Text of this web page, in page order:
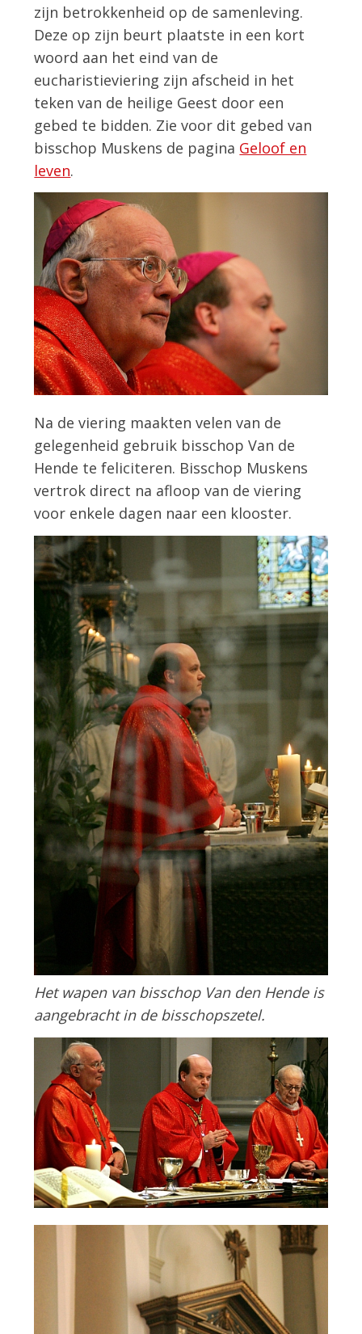
zijn betrokkenheid op de samenleving.
Deze op zijn beurt plaatste in een kort
woord aan het eind van de
eucharistieviering zijn afscheid in het
teken van de heilige Geest door een
gebed te bidden. Zie voor dit gebed van
bisschop Muskens de pagina Geloof en
leven.
Na de viering maakten velen van de
gelegenheid gebruik bisschop Van de
Hende te feliciteren. Bisschop Muskens
vertrok direct na afloop van de viering
voor enkele dagen naar een klooster.
Het wapen van bisschop Van den Hende is
aangebracht in de bisschopszetel.